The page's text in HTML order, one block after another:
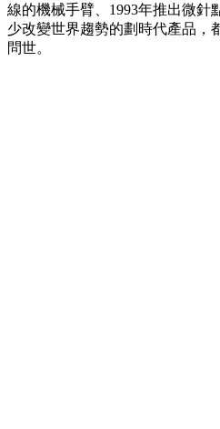
線的機械手臂、1993年推出微針
少改變世界趨勢的劃時代產品，
問世。